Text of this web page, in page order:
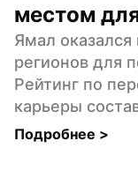
местом
Ямал
регионов для
Рейтинг по
карьеры
Подробнее >